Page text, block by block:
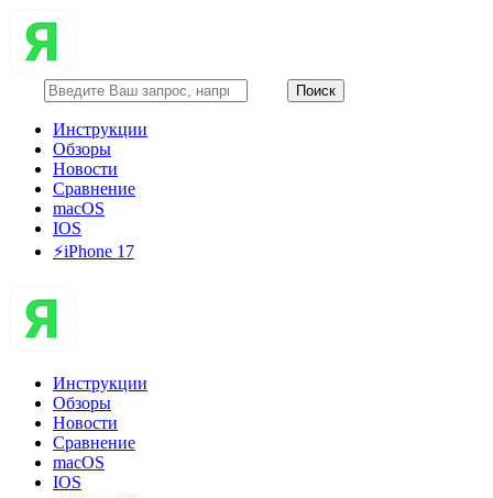
Инструкции
Обзоры
Новости
Сравнение
macOS
IOS
⚡️iPhone 17
Инструкции
Обзоры
Новости
Сравнение
macOS
IOS